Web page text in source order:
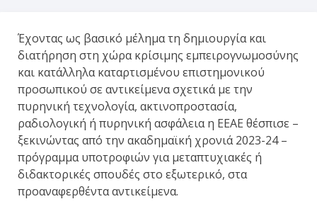
Έχοντας ως βασικό μέλημα τη δημιουργία και
διατήρηση στη χώρα κρίσιμης εμπειρογνωμοσύνης
και κατάλληλα καταρτισμένου επιστημονικού
προσωπικού σε αντικείμενα σχετικά με την
πυρηνική τεχνολογία, ακτινοπροστασία,
ραδιολογική ή πυρηνική ασφάλεια η ΕΕΑΕ θέσπισε –
ξεκινώντας από την ακαδημαϊκή χρονιά 2023-24 –
πρόγραμμα υποτροφιών για μεταπτυχιακές ή
διδακτορικές σπουδές στο εξωτερικό, στα
προαναφερθέντα αντικείμενα.